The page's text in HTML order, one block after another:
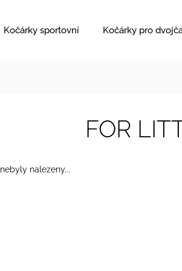
Kočárky sportovní Kočárky pro
FOR
nebyly nalezeny...